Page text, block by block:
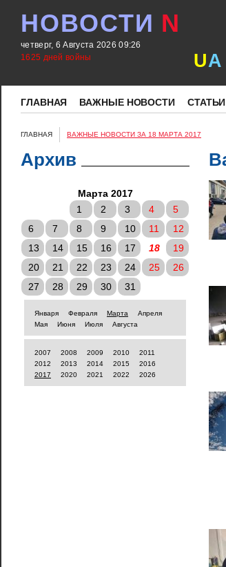
НОВОСТИ N
четверг, 6 Августа 2026 09:26
1625 дней войны
UA
ГЛАВНАЯ ВАЖНЫЕ НОВОСТИ СТАТЬИ
ГЛАВНАЯ ВАЖНЫЕ НОВОСТИ ЗА 18 МАРТА 2017
Архив
Марта 2017
1
2 3 4
5
6
7 8 9 10 11
12
13
14 15 16 17 18
19
20
21 22 23 24 25
26
27
28 29 30 31
Января Февраля Марта
Апреля
Мая
Июня Июля Августа
2007 2008 2009 2010
2011
2012
2013 2014 2015
2016
2017
2020 2021 2022 2026